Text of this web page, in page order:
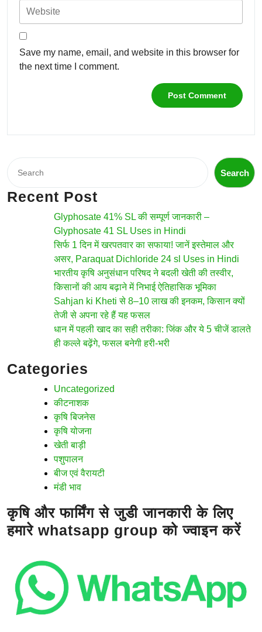
Website
Save my name, email, and website in this browser for
the next time I comment.
Search
Search
Recent Post
Glyphosate 41% SL की सम्पूर्ण जानकारी –
Glyphosate 41 SL Uses in Hindi
सिर्फ 1 दिन में खरपतवार का सफाया! जानें इस्तेमाल और
असर, Paraquat Dichloride 24 sl Uses in Hindi
भारतीय कृषि अनुसंधान परिषद ने बदली खेती की तस्वीर,
किसानों की आय बढ़ाने में निभाई ऐतिहासिक भूमिका
Sahjan ki Kheti से 8–10 लाख की इनकम, किसान क्यों
तेजी से अपना रहे हैं यह फसल
धान में पहली खाद का सही तरीका: जिंक और ये 5 चीजें डालते
ही कल्ले बढ़ेंगे, फसल बनेगी हरी-भरी
Categories
Uncategorized
कीटनाशक
कृषि बिजनेस
कृषि योजना
खेती बाड़ी
पशुपालन
बीज एवं वैरायटी
मंडी भाव
कृषि और फार्मिंग से जुडी जानकारी के लिए
हमारे whatsapp group को ज्वाइन करें